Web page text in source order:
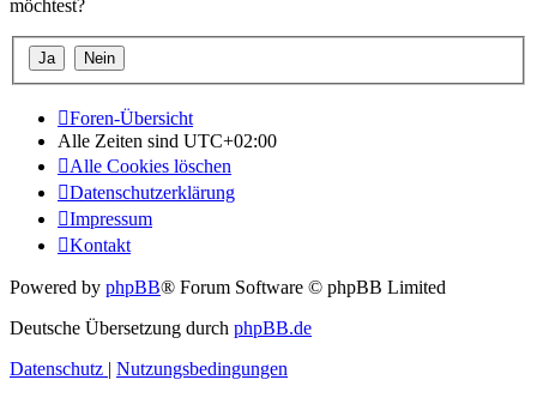
möchtest?
Foren-Übersicht
Alle Zeiten sind UTC+02:00
Alle Cookies löschen
Datenschutzerklärung
Impressum
Kontakt
Powered by phpBB® Forum Software © phpBB Limited
Deutsche Übersetzung durch phpBB.de
Datenschutz | Nutzungsbedingungen